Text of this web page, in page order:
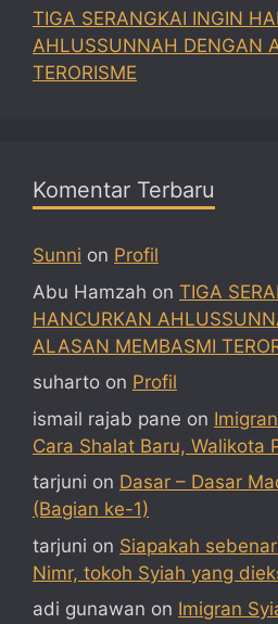
TIGA SERANGKAI INGIN
AHLUSSUNNAH DENGAN
TERORISME
Komentar Terbaru
Sunni on Profil
Abu Hamzah on TIGA
HANCURKAN
ALASAN MEMBASMI
suharto on Profil
ismail rajab pane on
Cara Shalat Baru, Walikota
tarjuni on Dasar – Dasar
(Bagian ke-1)
tarjuni on Siapakah
Nimr, tokoh Syiah yang
adi gunawan on Imigran